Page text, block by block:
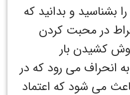
و بدانید که
در محبت کردن
کشیدن بار
انحراف می رود که در
می شود که اعتماد